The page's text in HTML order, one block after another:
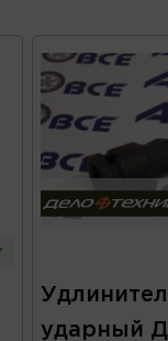
ударный